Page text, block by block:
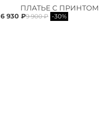
ПЛАТЬЕ С ПРИНТОМ
6 930 ₽9 900 ₽ -30%